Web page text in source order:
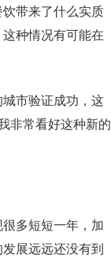
带来了什么实质
种情况有可能在
市验证成功，这
非常看好这种新的
多短短一年，加
展远远还没有到